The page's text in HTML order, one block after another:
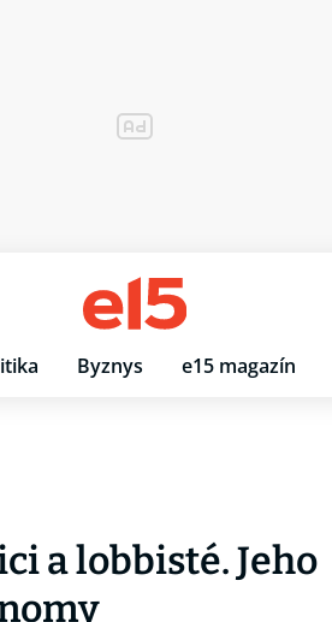
Byznys e15 magazín
a lobbisté. Jeho